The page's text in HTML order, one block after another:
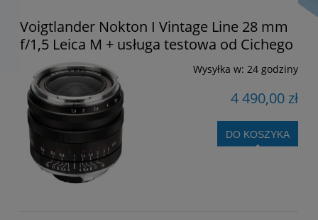
Voigtlander Nokton I Vintage Line 28 mm
f/1,5 Leica M + usługa testowa od Cichego
Wysyłka w: 24 godziny
4 490,00 zł
DO KOSZYKA